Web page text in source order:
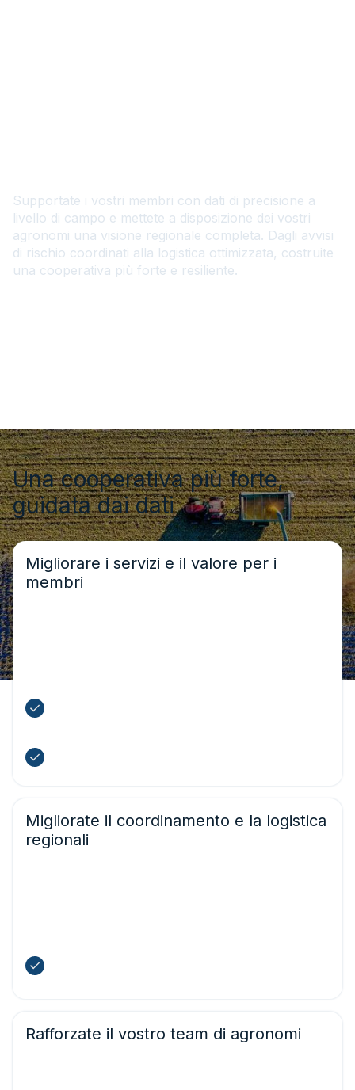
Supportate i vostri membri con dati di precisione a
livello di campo e mettete a disposizione dei vostri
agronomi una visione regionale completa. Dagli avvisi
di rischio coordinati alla logistica ottimizzata, costruite
una cooperativa più forte e resiliente.
Una cooperativa più forte,
guidata dai dati
Migliorare i servizi e il valore per i
membri
Migliorate il coordinamento e la logistica
regionali
Rafforzate il vostro team di agronomi